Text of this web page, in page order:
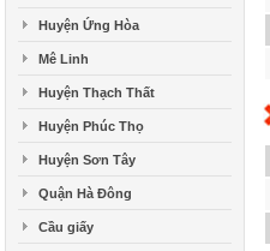
Huyện Ứng Hòa
Mê Linh
Huyện Thạch Thất
Huyện Phúc Thọ
Huyện Sơn Tây
Quận Hà Đông
Cầu giấy